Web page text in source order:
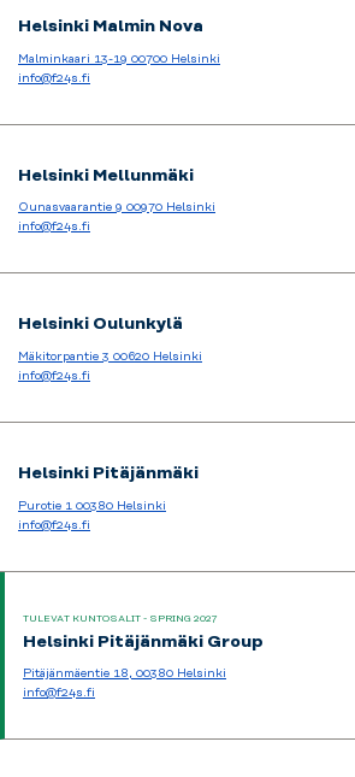
Helsinki Malmin Nova
Malminkaari 13-19 00700 Helsinki
info@f24s.fi
Helsinki Mellunmäki
Ounasvaarantie 9 00970 Helsinki
info@f24s.fi
Helsinki Oulunkylä
Mäkitorpantie 3 00620 Helsinki
info@f24s.fi
Helsinki Pitäjänmäki
Purotie 1 00380 Helsinki
info@f24s.fi
TULEVAT KUNTOSALIT - SPRING 2027
Helsinki Pitäjänmäki Group
Pitäjänmäentie 18, 00380 Helsinki
info@f24s.fi